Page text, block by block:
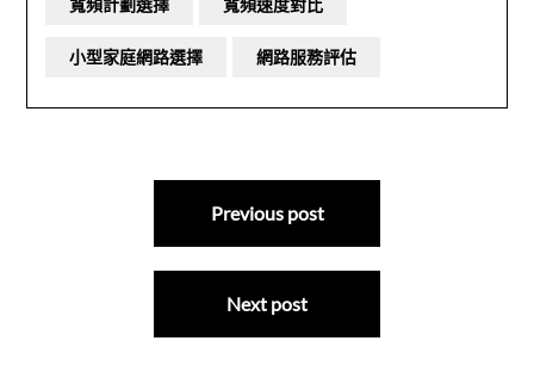
寬頻計劃選擇 寬頻速度對比
小型家庭網路選擇 網路服務評估
Previous post
Next post